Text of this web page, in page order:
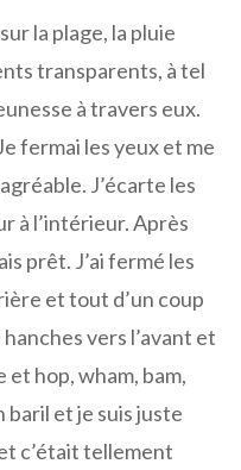
la plage, la pluie
transparents, à tel
à travers eux.
fermai les yeux et me
J’écarte les
à l’intérieur. Après
prêt. J’ai fermé les
et tout d’un coup
hanches vers l’avant et
hop, wham, bam,
baril et je suis juste
c’était tellement